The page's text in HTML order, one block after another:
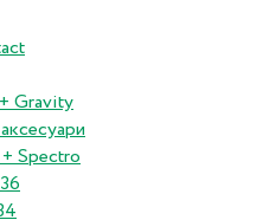
Gravity
Spectro